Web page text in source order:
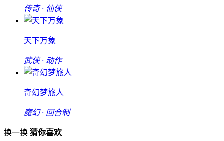
传奇 · 仙侠
天下万象
武侠 · 动作
奇幻梦旅人
魔幻 · 回合制
换一换 猜你喜欢